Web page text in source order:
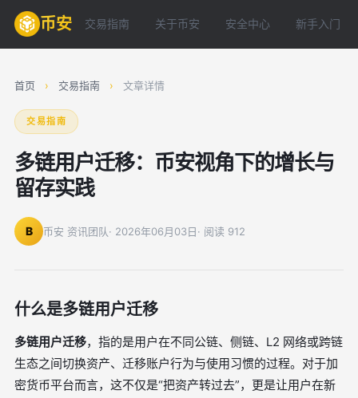
币安 交易指南 关于币安 安全中心 新手入门
首页 › 交易指南 › 文章详情
交易指南
多链用户迁移：币安视角下的增长与
留存实践
B 币安 资讯团队· 2026年06月03日· 阅读 912
什么是多链用户迁移
多链用户迁移，指的是用户在不同公链、侧链、L2 网络或跨链
生态之间切换资产、迁移账户行为与使用习惯的过程。对于加
密货币平台而言，这不仅是“把资产转过去”，更是让用户在新